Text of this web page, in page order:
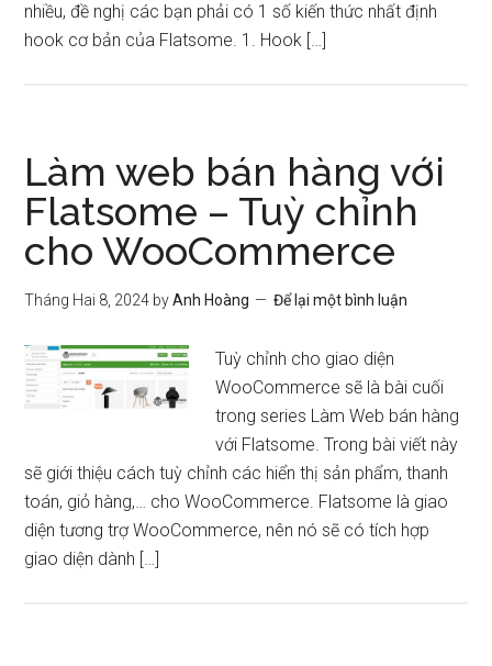
nhiều, đề nghị các bạn phải có 1 số kiến thức nhất định
hook cơ bản của Flatsome. 1. Hook […]
Làm web bán hàng với
Flatsome – Tuỳ chỉnh
cho WooCommerce
Tháng Hai 8, 2024 byAnh Hoàng Để lại một bình luận
Tuỳ chỉnh cho giao diện
WooCommerce sẽ là bài cuối
trong series Làm Web bán hàng
với Flatsome. Trong bài viết này
sẽ giới thiệu cách tuỳ chỉnh các hiển thị sản phẩm, thanh
toán, giỏ hàng,… cho WooCommerce. Flatsome là giao
diện tương trợ WooCommerce, nên nó sẽ có tích hợp
giao diện dành […]